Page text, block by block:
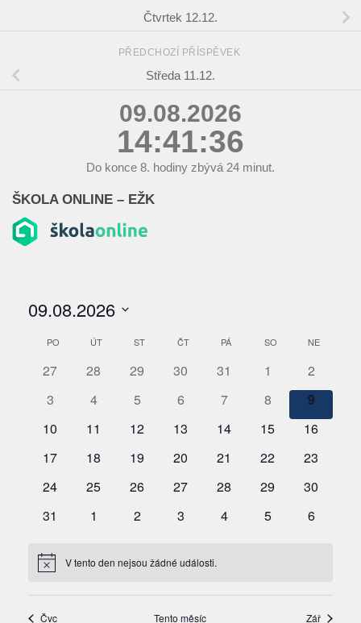
Čtvrtek 12.12.
PŘEDCHOZÍ PŘÍSPĚVEK
Středa 11.12.
09.08.2026
14:41:37
Do konce 8. hodiny zbývá 24 minut.
ŠKOLA ONLINE – EŽK